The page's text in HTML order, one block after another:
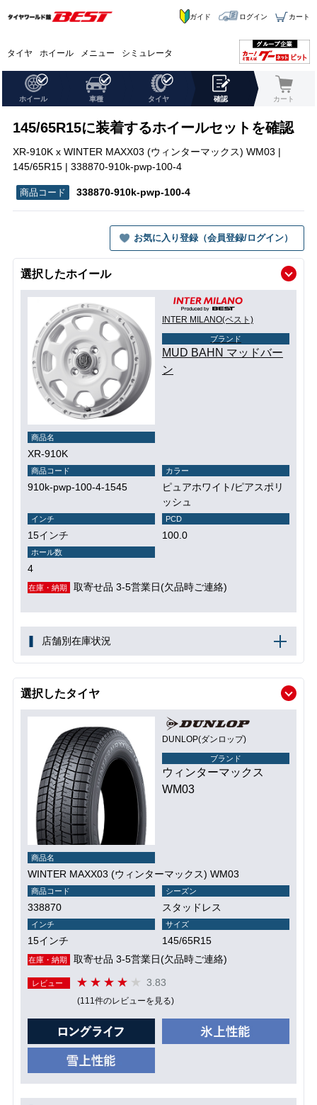
タイヤ ホイール メニュー シミュレータ
ガイド ログイン カート
ホイール 車種 タイヤ 確認 カート
145/65R15に装着するホイールセットを確認
XR-910K x WINTER MAXX03 (ウィンターマックス) WM03 |
145/65R15 | 338870-910k-pwp-100-4
338870-910k-pwp-100-4
お気に入り登録（会員登録/ログイン）
選択したホイール
INTER MILANO(ベスト)
ブランド
MUD BAHN マッドバー
ン
商品名
XR-910K
商品コード
910k-pwp-100-4-1545
カラー
ピュアホワイト/ピアスポリ
ッシュ
インチ
15インチ
PCD
100.0
ホール数
4
在庫・納期 取寄せ品 3-5営業日(欠品時ご連絡)
店舗別在庫状況
選択したタイヤ
DUNLOP(ダンロップ)
ブランド
ウィンターマックス
WM03
商品名
WINTER MAXX03 (ウィンターマックス) WM03
商品コード
338870
シーズン
スタッドレス
インチ
15インチ
サイズ
145/65R15
在庫・納期 取寄せ品 3-5営業日(欠品時ご連絡)
レビュー 3.83
(111件のレビューを見る)